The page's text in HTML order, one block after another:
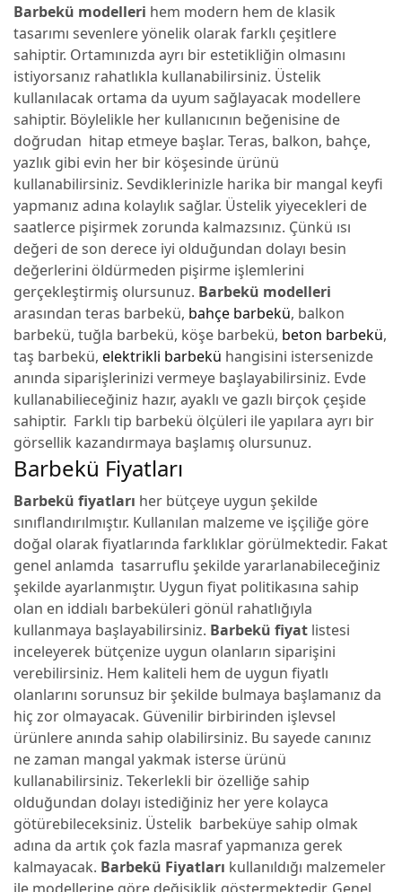
Barbekü modelleri hem modern hem de klasik
tasarımı sevenlere yönelik olarak farklı çeşitlere
sahiptir. Ortamınızda ayrı bir estetikliğin olmasını
istiyorsanız rahatlıkla kullanabilirsiniz. Üstelik
kullanılacak ortama da uyum sağlayacak modellere
sahiptir. Böylelikle her kullanıcının beğenisine de
doğrudan hitap etmeye başlar. Teras, balkon, bahçe,
yazlık gibi evin her bir köşesinde ürünü
kullanabilirsiniz. Sevdiklerinizle harika bir mangal keyfi
yapmanız adına kolaylık sağlar. Üstelik yiyecekleri de
saatlerce pişirmek zorunda kalmazsınız. Çünkü ısı
değeri de son derece iyi olduğundan dolayı besin
değerlerini öldürmeden pişirme işlemlerini
gerçekleştirmiş olursunuz. Barbekü modelleri
arasından teras barbekü, bahçe barbekü, balkon
barbekü, tuğla barbekü, köşe barbekü, beton barbekü,
taş barbekü, elektrikli barbekü hangisini istersenizde
anında siparişlerinizi vermeye başlayabilirsiniz. Evde
kullanabilieceğiniz hazır, ayaklı ve gazlı birçok çeşide
sahiptir. Farklı tip barbekü ölçüleri ile yapılara ayrı bir
görsellik kazandırmaya başlamış olursunuz.
Barbekü Fiyatları
Barbekü fiyatları her bütçeye uygun şekilde
sınıflandırılmıştır. Kullanılan malzeme ve işçiliğe göre
doğal olarak fiyatlarında farklıklar görülmektedir. Fakat
genel anlamda tasarruflu şekilde yararlanabileceğiniz
şekilde ayarlanmıştır. Uygun fiyat politikasına sahip
olan en iddialı barbeküleri gönül rahatlığıyla
kullanmaya başlayabilirsiniz. Barbekü fiyat listesi
inceleyerek bütçenize uygun olanların siparişini
verebilirsiniz. Hem kaliteli hem de uygun fiyatlı
olanlarını sorunsuz bir şekilde bulmaya başlamanız da
hiç zor olmayacak. Güvenilir birbirinden işlevsel
ürünlere anında sahip olabilirsiniz. Bu sayede canınız
ne zaman mangal yakmak isterse ürünü
kullanabilirsiniz. Tekerlekli bir özelliğe sahip
olduğundan dolayı istediğiniz her yere kolayca
götürebileceksiniz. Üstelik barbeküye sahip olmak
adına da artık çok fazla masraf yapmanıza gerek
kalmayacak. Barbekü Fiyatları kullanıldığı malzemeler